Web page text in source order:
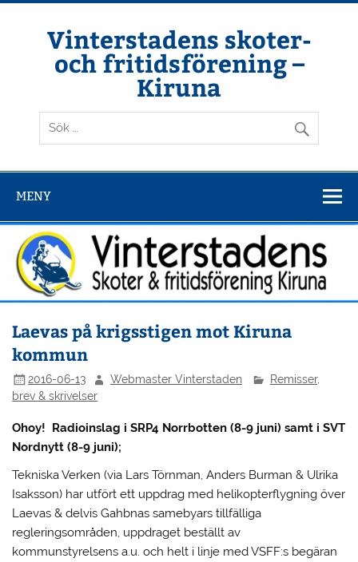
Hoppa
Vinterstadens skoter-
och fritidsförening –
Kiruna
Din ljuslykta i vintermörkret
MENY
Laevas på krigsstigen mot Kiruna
kommun
2016-06-13 Webmaster Vinterstaden
Remisser,
brev & skrivelser
Ohoy! Radioinslag i SRP4 Norrbotten (8-9 juni) samt i SVT
Nordnytt (8-9 juni);
Tekniska Verken (via Lars Törnman, Anders Burman & Ulrika
Isaksson) har utfört ett uppdrag med helikopterflygning över
Laevas & delvis Gahbnas samebyars tillfälliga
regleringsområden, uppdraget beställt av
kommunstyrelsens a.u. och helt i linje med VSFF:s begäran